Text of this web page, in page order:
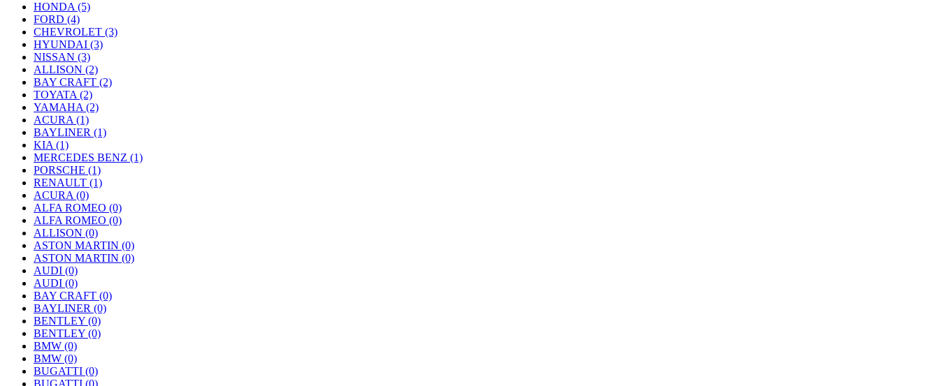
HONDA (5)
FORD (4)
CHEVROLET (3)
HYUNDAI (3)
NISSAN (3)
ALLISON (2)
BAY CRAFT (2)
TOYATA (2)
YAMAHA (2)
ACURA (1)
BAYLINER (1)
KIA (1)
MERCEDES BENZ (1)
PORSCHE (1)
RENAULT (1)
ACURA (0)
ALFA ROMEO (0)
ALFA ROMEO (0)
ALLISON (0)
ASTON MARTIN (0)
ASTON MARTIN (0)
AUDI (0)
AUDI (0)
BAY CRAFT (0)
BAYLINER (0)
BENTLEY (0)
BENTLEY (0)
BMW (0)
BMW (0)
BUGATTI (0)
BUGATTI (0)